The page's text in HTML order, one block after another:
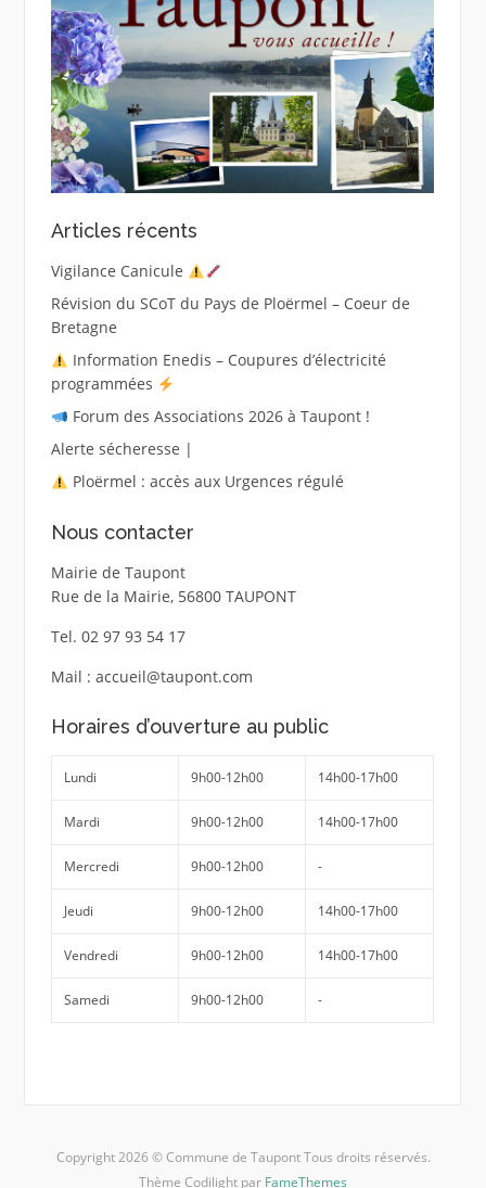
Articles récents
Vigilance Canicule
Révision du SCoT du Pays de Ploërmel – Coeur de
Bretagne
Information Enedis – Coupures d’électricité
programmées
Forum des Associations 2026 à Taupont !
Alerte sécheresse |
Ploërmel : accès aux Urgences régulé
Nous contacter
Mairie de Taupont
Rue de la Mairie, 56800 TAUPONT
Tel. 02 97 93 54 17
Mail : accueil@taupont.com
Horaires d’ouverture au public
Lundi 9h00-12h00 14h00-17h00
Mardi 9h00-12h00 14h00-17h00
Mercredi 9h00-12h00 -
Jeudi 9h00-12h00 14h00-17h00
Vendredi 9h00-12h00 14h00-17h00
Samedi 9h00-12h00 -
Copyright 2026 © Commune de Taupont Tous droits réservés.
Thème Codilight par FameThemes